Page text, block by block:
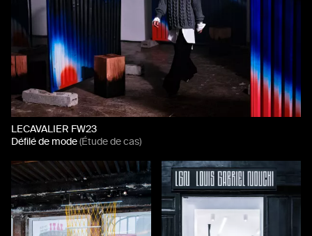
LECAVALIER FW23
Défilé de mode(Étude de cas)